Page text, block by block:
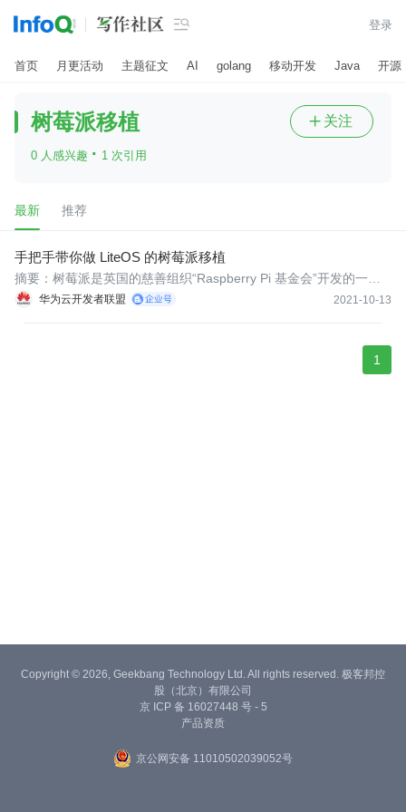
 登录
首页 月更活动 主题征文 AI golang 移动开发 Java 开源
树莓派移植
0 人感兴趣 · 1 次引用
 关注
最新 推荐
手把手带你做 LiteOS 的树莓派移植
华为云开发者联盟 2021-10-13
摘要：树莓派是英国的慈善组织“Raspberry Pi 基金会”开发的一款
基于arm的微型电脑主板。本文介绍基于LiteOS的树莓派移植过
1
Copyright © 2026, Geekbang Technology Ltd. All rights reserved. 极客邦控
股（北京）有限公司
京 ICP 备 16027448 号 - 5
产品资质
京公网安备 11010502039052号